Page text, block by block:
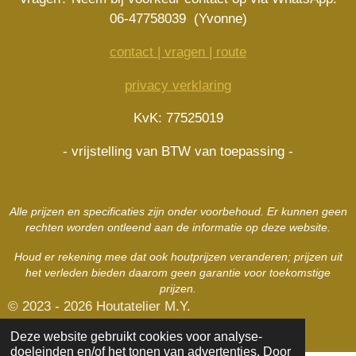
Deze website gebruikt cookies voor analyse-
doeleinden en/of het tonen van advertenties. Door
s
p
e
b
o
t
a
r
m
e
e
t
06-47758039 (Yvonne)
contact | vragen | route
privacy verklaring
KvK: 77525019
- vrijstelling van BTW van toepassing -
Alle prijzen en specificaties zijn onder voorbehoud. Er kunnen geen
rechten worden ontleend aan de informatie op deze website.
Houd er rekening mee dat ook houtprijzen veranderen; prijzen uit
het verleden bieden daarom geen garantie voor toekomstige
prijzen.
© 2023 - 2026 Houtatelier M.Y.